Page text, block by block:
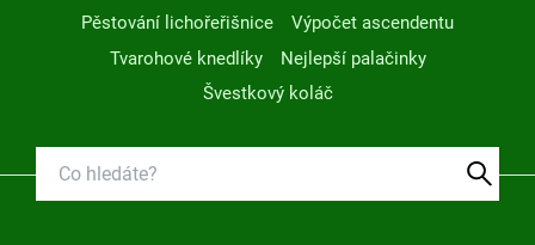
Pěstování lichořeřišnice
Výpočet ascendentu
Tvarohové knedlíky
Nejlepší palačinky
Švestkový koláč